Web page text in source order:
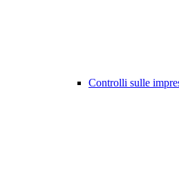
Controlli sulle